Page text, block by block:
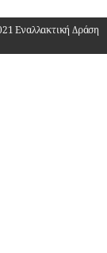
Εναλλακτική Δράση